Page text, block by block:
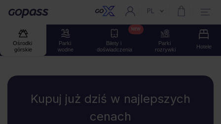
Gopass Aktualny język:
PL
Ośrodki
górskie
Parki
wodne
Bilety i
doświadczenia
NEW
Parki
rozrywki
Hotele
Kupuj już dziś w najlepszych
cenach